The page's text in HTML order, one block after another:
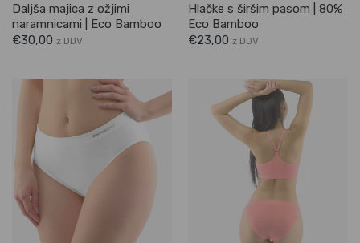
Daljša majica z ožjimi
naramnicami | Eco Bamboo
€30,00 z DDV
Hlačke s širšim pasom | 80%
Eco Bamboo
€23,00 z DDV